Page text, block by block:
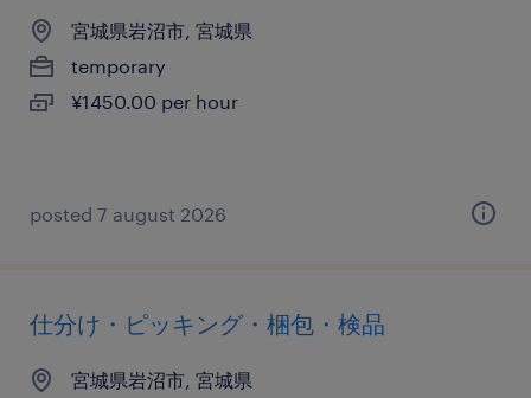
宮城県岩沼市, 宮城県
temporary
¥1450.00 per hour
posted 7 august 2026
仕分け・ピッキング・梱包・検品
宮城県岩沼市, 宮城県